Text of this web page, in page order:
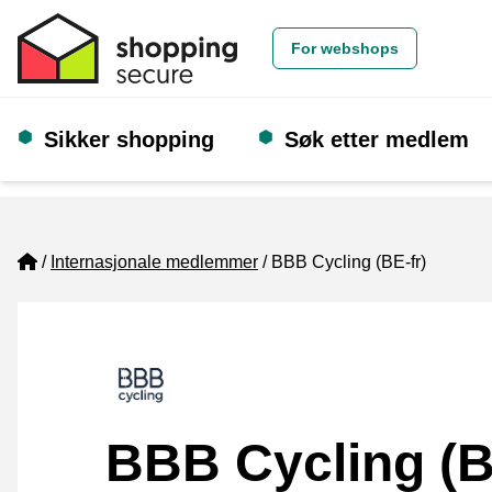
For webshops
Sikker shopping Søk etter medlem
Home
Internasjonale medlemmer BBB Cycling (BE-fr)
BBB Cycling